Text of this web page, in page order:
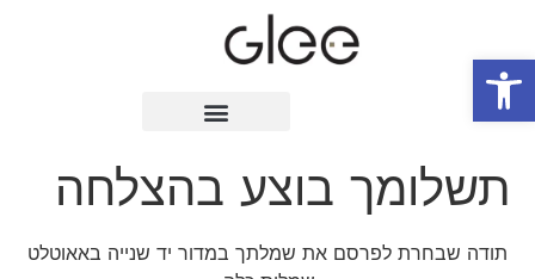
פתח סרגל נגישות
תשלומך בוצע בהצלחה
תודה שבחרת לפרסם את שמלתך במדור יד שנייה באאוטלט